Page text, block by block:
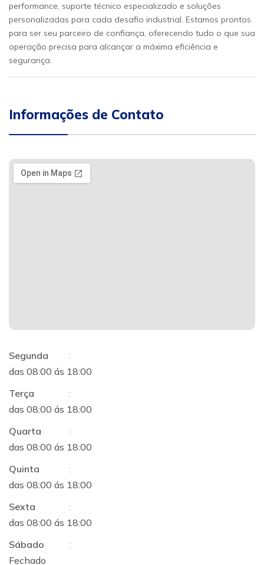
performance, suporte técnico especializado e soluções
personalizadas para cada desafio industrial. Estamos prontos
para ser seu parceiro de confiança, oferecendo tudo o que sua
operação precisa para alcançar a máxima eficiência e
segurança.
Informações de Contato
Segunda
:
das 08:00 ás 18:00
Terça
:
das 08:00 ás 18:00
Quarta
:
das 08:00 ás 18:00
Quinta
:
das 08:00 ás 18:00
Sexta
:
das 08:00 ás 18:00
Sábado
:
Fechado